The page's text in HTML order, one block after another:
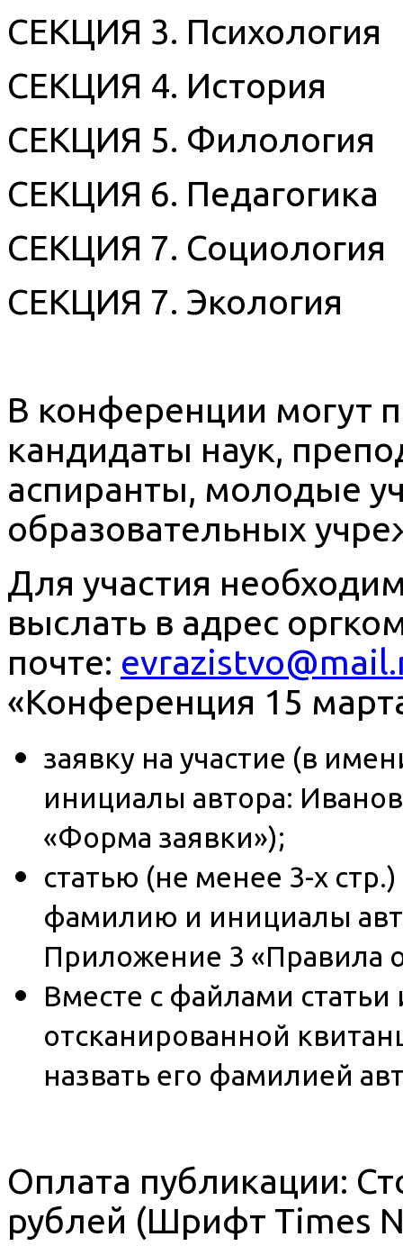
СЕКЦИЯ 3. Психология
СЕКЦИЯ 4. История
СЕКЦИЯ 5. Филология
СЕКЦИЯ 6. Педагогика
СЕКЦИЯ 7. Социология
СЕКЦИЯ 7. Экология
В конференции могут
кандидаты наук,
аспиранты, молодые
образовательных
Для участия
выслать в адрес
почте:
«Конференция 15
заявку на участие (в
инициалы автора:
«Форма заявки»);
статью (не менее 3-х
фамилию и инициалы
Приложение 3 «Правила
Вместе с файлами
отсканированной
назвать его фамилией
Оплата публикации:
рублей (Шрифт Times